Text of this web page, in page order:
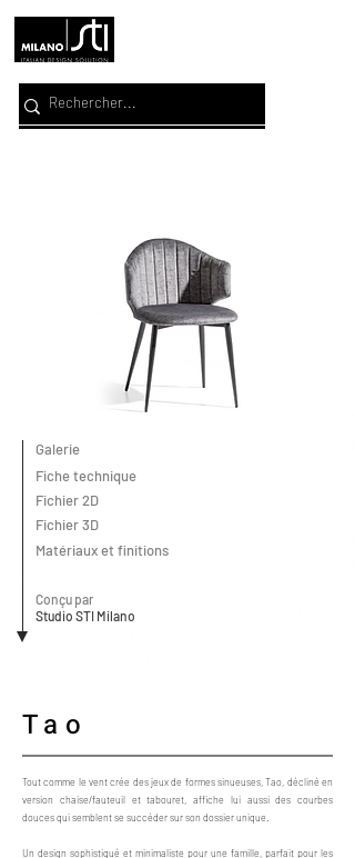
Galerie
Fiche technique
Fichier 2D
Fichier 3D
Matériaux et finitions
Conçu par
Studio STI Milano
Tao
Tout comme le vent crée des jeux de formes sinueuses, Tao, décliné en
version chaise/fauteuil et tabouret, affiche lui aussi des courbes
douces qui semblent se succéder sur son dossier unique.
Un design sophistiqué et minimaliste pour une famille, parfait pour les